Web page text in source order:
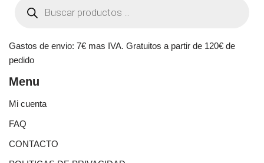
Gastos de envio: 7€ mas IVA. Gratuitos a partir de 120€ de
pedido
Menu
Mi cuenta
FAQ
CONTACTO